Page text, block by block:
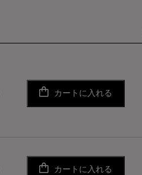
カートに入れる
カートに入れる